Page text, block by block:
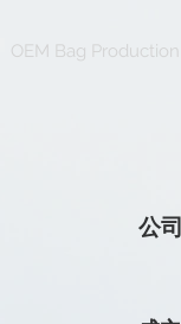
OEM Bag Production
公